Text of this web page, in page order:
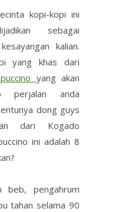
kopi-kopi ini
sebagai
kalian.
yang khas dari
yang akan
perjalan anda
dong guys
dari Kogado
ini adalah 8
beb, pengahrum
tahan selama 90